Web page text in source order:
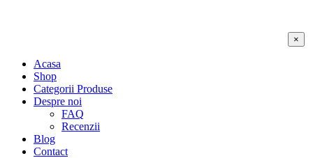
×
Acasa
Shop
Categorii Produse
Despre noi
FAQ
Recenzii
Blog
Contact